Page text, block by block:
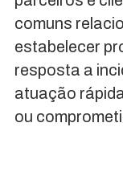
comuns
estabelecer
resposta a
atuação
ou